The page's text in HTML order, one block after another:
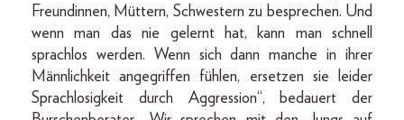
Freundinnen, Müttern, Schwestern zu besprechen. Und
wenn man das nie gelernt hat, kann man schnell
sprachlos werden. Wenn sich dann manche in ihrer
Männlichkeit angegriffen fühlen, ersetzen sie leider
Sprachlosigkeit durch Aggression“, bedauert der